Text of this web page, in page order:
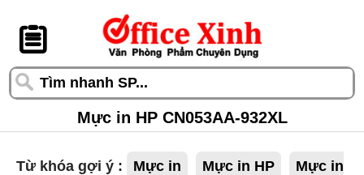
󰆎
Mực in HP CN053AA-932XL
Từ khóa gợi ý : Mực in Mực in HP Mực in